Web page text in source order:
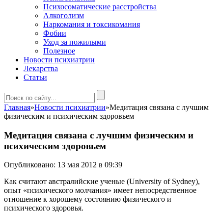
Психосоматические расстройства
Алкоголизм
Наркомания и токсикомания
Фобии
Уход за пожилыми
Полезное
Новости психиатрии
Лекарства
Статьи
Главная»Новости психиатрии»Медитация связана с лучшим
физическим и психическим здоровьем
Медитация связана с лучшим физическим и
психическим здоровьем
Опубликовано: 13 мая 2012 в 09:39
Как считают австралийские ученые (University of Sydney),
опыт «психического молчания» имеет непосредственное
отношение к хорошему состоянию физического и
психического здоровья.